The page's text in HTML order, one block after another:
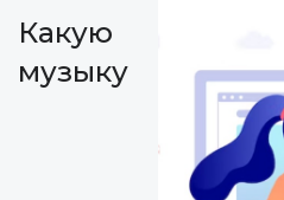
Какую
музыку